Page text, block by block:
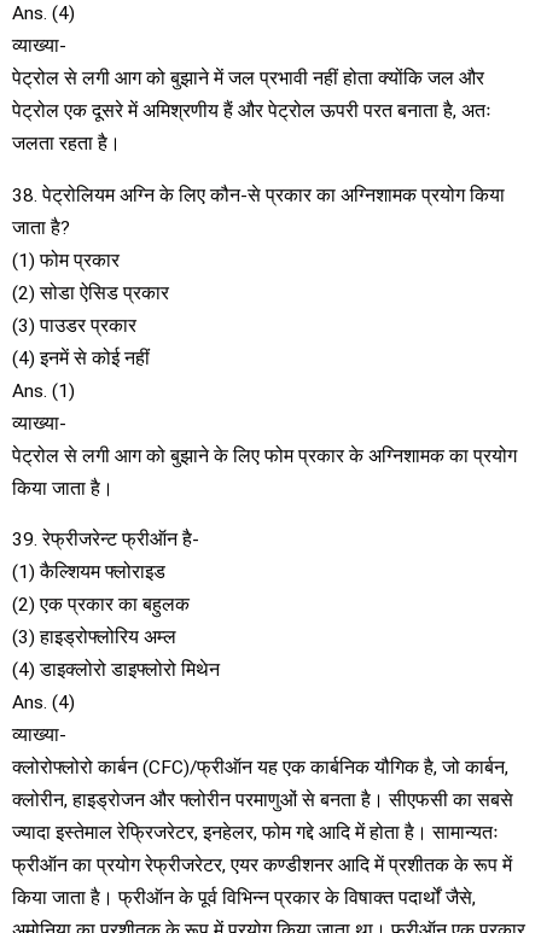
Ans. (4)
व्याख्या-
पेट्रोल से लगी आग को बुझाने में जल प्रभावी नहीं होता क्योंकि जल और
पेट्रोल एक दूसरे में अमिश्रणीय हैं और पेट्रोल ऊपरी परत बनाता है, अतः
जलता रहता है।
38. पेट्रोलियम अग्नि के लिए कौन-से प्रकार का अग्निशामक प्रयोग किया
जाता है?
(1) फोम प्रकार
(2) सोडा ऐसिड प्रकार
(3) पाउडर प्रकार
(4) इनमें से कोई नहीं
Ans. (1)
व्याख्या-
पेट्रोल से लगी आग को बुझाने के लिए फोम प्रकार के अग्निशामक का प्रयोग
किया जाता है।
39. रेफ्रीजरेन्ट फ्रीऑन है-
(1) कैल्शियम फ्लोराइड
(2) एक प्रकार का बहुलक
(3) हाइड्रोफ्लोरिय अम्ल
(4) डाइक्लोरो डाइफ्लोरो मिथेन
Ans. (4)
व्याख्या-
क्लोरोफ्लोरो कार्बन (CFC)/फ्रीऑन यह एक कार्बनिक यौगिक है, जो कार्बन,
क्लोरीन, हाइड्रोजन और फ्लोरीन परमाणुओं से बनता है। सीएफसी का सबसे
ज्यादा इस्तेमाल रेफ्रिजरेटर, इनहेलर, फोम गद्दे आदि में होता है। सामान्यतः
फ्रीऑन का प्रयोग रेफ्रीजरेटर, एयर कण्डीशनर आदि में प्रशीतक के रूप में
किया जाता है। फ्रीऑन के पूर्व विभिन्न प्रकार के विषाक्त पदार्थों जैसे,